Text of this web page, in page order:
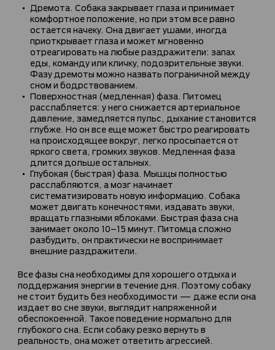
Дремота. Собака закрывает глаза и принимает
комфортное положение, но при этом все равно
остается начеку. Она двигает ушами, иногда
приоткрывает глаза и может мгновенно
отреагировать на любые раздражители: запах
еды, команду или кличку, подозрительные звуки.
Фазу дремоты можно назвать пограничной между
сном и бодрствованием.
Поверхностная (медленная) фаза. Питомец
расслабляется: у него снижается артериальное
давление, замедляется пульс, дыхание становится
глубже. Но он все еще может быстро реагировать
на происходящее вокруг, легко просыпается от
яркого света, громких звуков. Медленная фаза
длится дольше остальных.
Глубокая (быстрая) фаза. Мышцы полностью
расслабляются, а мозг начинает
систематизировать новую информацию. Собака
может двигать конечностями, издавать звуки,
вращать глазными яблоками. Быстрая фаза сна
занимает около 10–15 минут. Питомца сложно
разбудить, он практически не воспринимает
внешние раздражители.
Все фазы сна необходимы для хорошего отдыха и
поддержания энергии в течение дня. Поэтому собаку
не стоит будить без необходимости — даже если она
издает во сне звуки, выглядит напряженной и
обеспокоенной. Такое поведение нормально для
глубокого сна. Если собаку резко вернуть в
реальность, она может ответить агрессией.